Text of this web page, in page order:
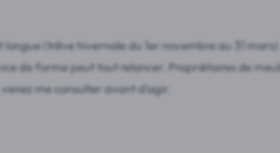
longue (trêve hivernale du 1er novembre au 31
de forme peut tout relancer. Propriétaires de
me consulter avant d'agir.